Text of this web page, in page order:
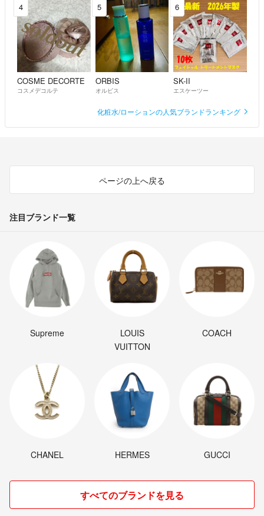
4
COSME DECORTE
コスメデコルテ
5
ORBIS
オルビス
6
SK-II
エスケーツー
化粧水/ローションの人気ブランドランキング
ページの上へ戻る
注目ブランド一覧
Supreme
LOUIS
VUITTON
COACH
CHANEL HERMES GUCCI
すべてのブランドを見る